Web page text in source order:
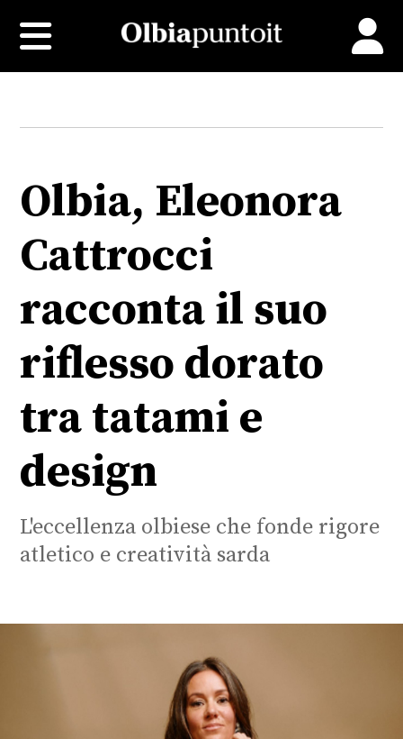
Olbia, Eleonora
Cattrocci
racconta il suo
riflesso dorato
tra tatami e
design
L'eccellenza olbiese che fonde rigore
atletico e creatività sarda